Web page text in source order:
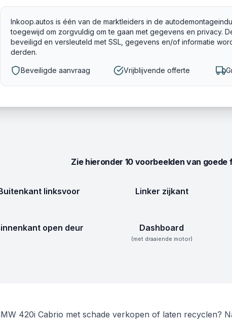
Inkoop.autos is één van de marktleiders in de
toegewijd om zorgvuldig om te gaan met gegevens en privacy.
beveiligd en versleuteld met SSL, gegevens en/of informatie
derden.
Beveiligde aanvraag Vrijblijvende offerte
Zie hieronder 10 voorbeelden van goede
linksvoor Linker zijkant
open deur Dashboard
(met draaiende motor)
420i Cabrio met schade verkopen of laten recyclen?